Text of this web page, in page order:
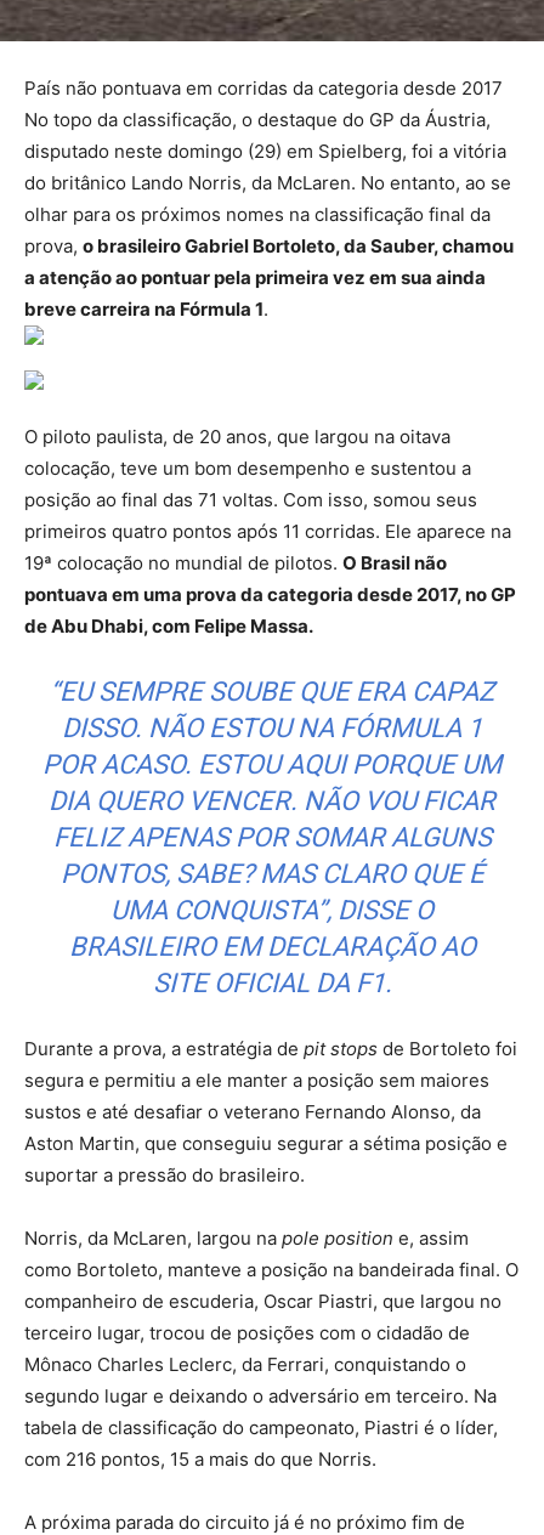
País não pontuava em corridas da categoria desde 2017
No topo da classificação, o destaque do GP da Áustria,
disputado neste domingo (29) em Spielberg, foi a vitória
do britânico Lando Norris, da McLaren. No entanto, ao se
olhar para os próximos nomes na classificação final da
prova, o brasileiro Gabriel Bortoleto, da Sauber, chamou
a atenção ao pontuar pela primeira vez em sua ainda
breve carreira na Fórmula 1.
O piloto paulista, de 20 anos, que largou na oitava
colocação, teve um bom desempenho e sustentou a
posição ao final das 71 voltas. Com isso, somou seus
primeiros quatro pontos após 11 corridas. Ele aparece na
19ª colocação no mundial de pilotos. O Brasil não
pontuava em uma prova da categoria desde 2017, no GP
de Abu Dhabi, com Felipe Massa.
“EU SEMPRE SOUBE QUE ERA CAPAZ
DISSO. NÃO ESTOU NA FÓRMULA 1
POR ACASO. ESTOU AQUI PORQUE UM
DIA QUERO VENCER. NÃO VOU FICAR
FELIZ APENAS POR SOMAR ALGUNS
PONTOS, SABE? MAS CLARO QUE É
UMA CONQUISTA”, DISSE O
BRASILEIRO EM DECLARAÇÃO AO
SITE OFICIAL DA F1.
Durante a prova, a estratégia de pit stops de Bortoleto foi
segura e permitiu a ele manter a posição sem maiores
sustos e até desafiar o veterano Fernando Alonso, da
Aston Martin, que conseguiu segurar a sétima posição e
suportar a pressão do brasileiro.
Norris, da McLaren, largou na pole position e, assim
como Bortoleto, manteve a posição na bandeirada final. O
companheiro de escuderia, Oscar Piastri, que largou no
terceiro lugar, trocou de posições com o cidadão de
Mônaco Charles Leclerc, da Ferrari, conquistando o
segundo lugar e deixando o adversário em terceiro. Na
tabela de classificação do campeonato, Piastri é o líder,
com 216 pontos, 15 a mais do que Norris.
A próxima parada do circuito já é no próximo fim de